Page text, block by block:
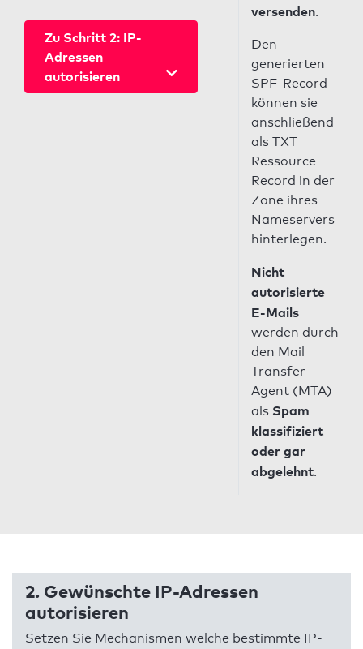
Zu Schritt 2: IP-
Adressen
autorisieren
versenden.
Den
generierten
SPF-Record
können sie
anschließend
als TXT
Ressource
Record in der
Zone ihres
Nameservers
hinterlegen.
Nicht
autorisierte
E-Mails
werden durch
den Mail
Transfer
Agent (MTA)
als Spam
klassifiziert
oder gar
abgelehnt.
2. Gewünschte IP-Adressen
autorisieren
Setzen Sie Mechanismen welche bestimmte IP-